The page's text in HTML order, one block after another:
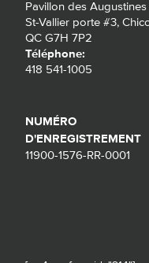
Pavillon des
St-Vallier porte #3,
QC G7H 7P2
Téléphone:
418 541-1005
NUMÉRO
D'ENREGISTREMENT
11900-1576-RR-0001